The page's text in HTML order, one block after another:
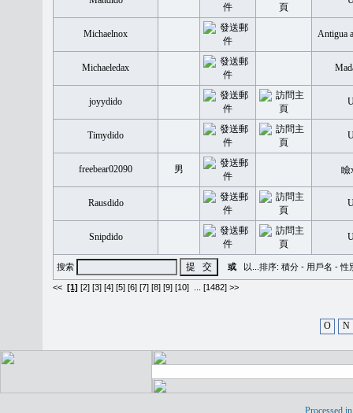
Michaelnox Antigua
Michaeledax
joyydido
Timydido
freebear02090 男
Rausdido
Snipdido
搜索 或 以...排序: 積分 - 用戶名 -性
<< [1] [2] [3] [4] [5] [6] [7] [8] [9] [10] [1482] >>
O N
Processed